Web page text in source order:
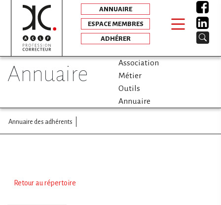
ANNUAIRE
ESPACE MEMBRES
ADHÉRER
annuaire
Association
Métier
Outils
Annuaire
Annuaire des adhérents
Retour au répertoire